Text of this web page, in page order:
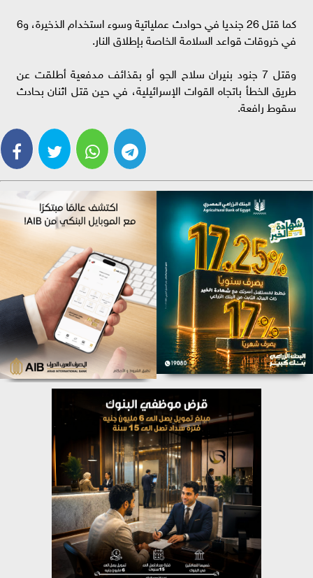
كما قتل 26 جنديا في حوادث عملياتية وسوء استخدام الذخيرة، و6
في خروقات قواعد السلامة الخاصة بإطلاق النار.
وقتل 7 جنود بنيران سلاح الجو أو بقذائف مدفعية أطلقت عن
طريق الخطأ باتجاه القوات الإسرائيلية، في حين قتل اثنان بحادث
سقوط رافعة.